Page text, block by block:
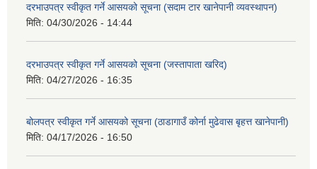
दरभाउपत्र स्वीकृत गर्ने आसयको सूचना (सदाम टार खानेपानी व्यवस्थापन)
मिति: 04/30/2026 - 14:44
दरभाउपत्र स्वीकृत गर्ने आसयको सूचना (जस्तापाता खरिद)
मिति: 04/27/2026 - 16:35
बोलपत्र स्वीकृत गर्ने आसयको सूचना (ठाडागाउँ कोर्ना मुढेवास बृहत्त खानेपानी)
मिति: 04/17/2026 - 16:50